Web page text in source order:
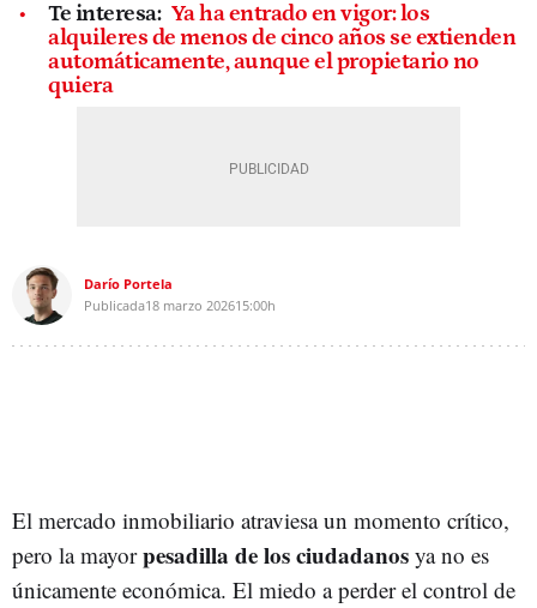
Te interesa: Ya ha entrado en vigor: los
alquileres de menos de cinco años se extienden
automáticamente, aunque el propietario no
quiera
Darío Portela
Publicada18 marzo 202615:00h
El mercado inmobiliario atraviesa un momento crítico,
pero la mayorpesadilla de los ciudadanos ya no es
únicamente económica. El miedo a perder el control de